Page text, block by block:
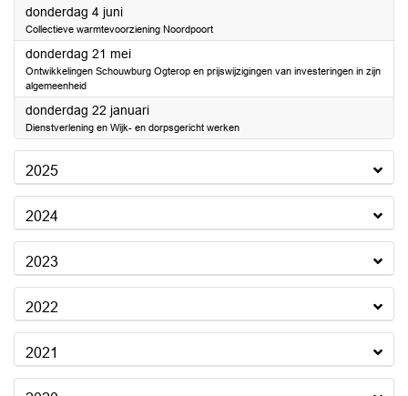
donderdag 4 juni2026
Collectieve warmtevoorziening Noordpoort
donderdag 21 mei2026
Ontwikkelingen Schouwburg Ogterop en prijswijzigingen van investeringen in zijn
algemeenheid
donderdag 22 januari2026
Dienstverlening en Wijk- en dorpsgericht werken
2025
2024
2023
2022
2021